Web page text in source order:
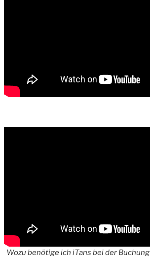
Wozu benötige ich iTans bei der Buchung